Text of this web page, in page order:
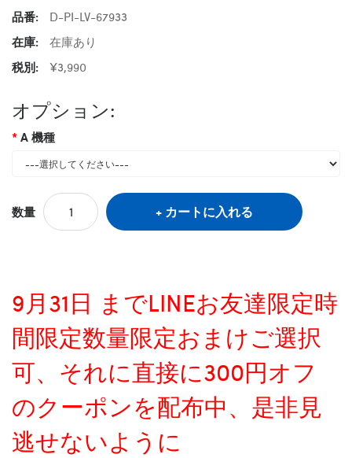
品番:
D-PI-LV-67933
在庫:
在庫あり
税別:
¥3,990
オプション:
A 機種
数量 カートに入れる
9月31日 までLINEお友達限定時
間限定数量限定おまけご選択
可、それに直接に300円オフ
のクーポンを配布中、是非見
逃せないように